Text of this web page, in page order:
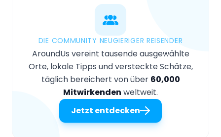
DIE COMMUNITY NEUGIERIGER REISENDER
AroundUs vereint tausende ausgewählte
Orte, lokale Tipps und versteckte Schätze,
täglich bereichert von über 60,000
Mitwirkenden weltweit.
Jetzt entdecken